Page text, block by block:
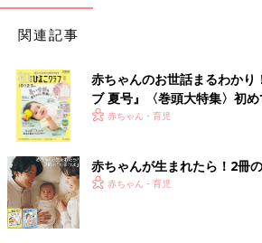
関連記事
赤ちゃんのお世話まるわかり
ブ 夏号』〈巻頭大特集〉初
く！ おっぱい・ミルクの基本
赤ちゃん・育児
赤ちゃんが生まれたら！2冊
赤ちゃん・育児